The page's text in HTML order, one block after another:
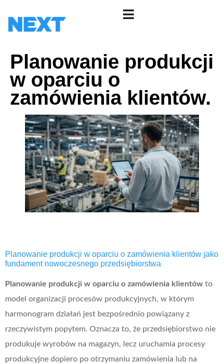
Planowanie produkcji
w oparciu o
zamówienia klientów.
Planowanie produkcji w oparciu o zamówienia klientów jako
fundament nowoczesnego przedsiębiorstwa
Planowanie produkcji w oparciu o zamówienia klientów to
model organizacji procesów produkcyjnych, w którym
harmonogram działań jest bezpośrednio powiązany z
rzeczywistym popytem. Oznacza to, że przedsiębiorstwo nie
produkuje wyrobów na magazyn, lecz uruchamia procesy
produkcyjne dopiero po otrzymaniu zamówienia lub na